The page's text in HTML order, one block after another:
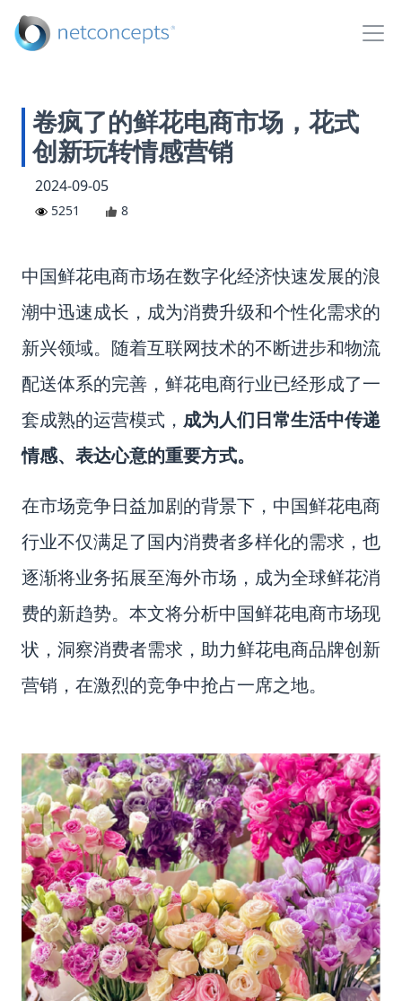
卷疯了的鲜花电商市场，花式
创新玩转情感营销
2024-09-05
5251 8
中国鲜花电商市场在数字化经济快速发展的浪
潮中迅速成长，成为消费升级和个性化需求的
新兴领域。随着互联网技术的不断进步和物流
配送体系的完善，鲜花电商行业已经形成了一
套成熟的运营模式， 成为人们日常生活中传递
情感、表达心意的重要方式。
在市场竞争日益加剧的背景下，中国鲜花电商
行业不仅满足了国内消费者多样化的需求，也
逐渐将业务拓展至海外市场，成为全球鲜花消
费的新趋势。本文将分析中国鲜花电商市场现
状，洞察消费者需求，助力鲜花电商品牌创新
营销，在激烈的竞争中抢占一席之地。